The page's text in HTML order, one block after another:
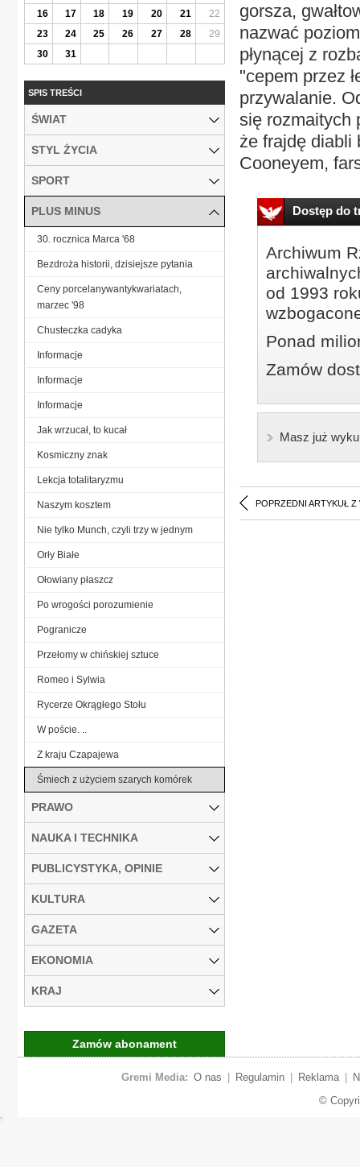
gorsza,
nazwać
płynącej z
"cepem przez
przywalanie.
się rozmaitych
że frajdę diabli
Cooneyem,
Dostęp do
Archiwum
od 1993
Ponad
Zamów
Masz już
POPRZEDNI ARTYKUŁ Z
16
17 18 19 20 21
22
23
24 25 26 27 28
29
30
31
SPIS TREŚCI
ŚWIAT
STYL ŻYCIA
SPORT
PLUS MINUS
30. rocznica Marca '68
Bezdroża historii, dzisiejsze pytania
Ceny porcelanywantykwariatach,
marzec '98
Chusteczka cadyka
Informacje
Informacje
Informacje
Jak wrzucał, to kucał
Kosmiczny znak
Lekcja totalitaryzmu
Naszym kosztem
Nie tylko Munch, czyli trzy w jednym
Orły Białe
Ołowiany płaszcz
Po wrogości porozumienie
Pogranicze
Przełomy w chińskiej sztuce
Romeo i Sylwia
Rycerze Okrągłego Stołu
W poście. ..
Z kraju Czapajewa
Śmiech z użyciem szarych komórek
PRAWO
NAUKA I TECHNIKA
PUBLICYSTYKA, OPINIE
KULTURA
GAZETA
EKONOMIA
KRAJ
Zamów abonament
Gremi Media: O nas Regulamin Reklama
©